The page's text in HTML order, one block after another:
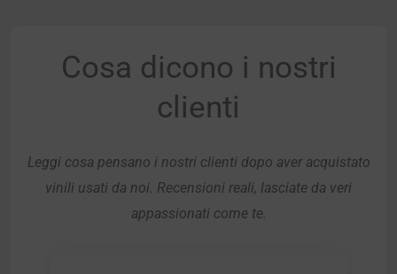
Cosa dicono i nostri
clienti
Leggi cosa pensano i nostri clienti dopo aver acquistato
vinili usati da noi. Recensioni reali, lasciate da veri
appassionati come te.